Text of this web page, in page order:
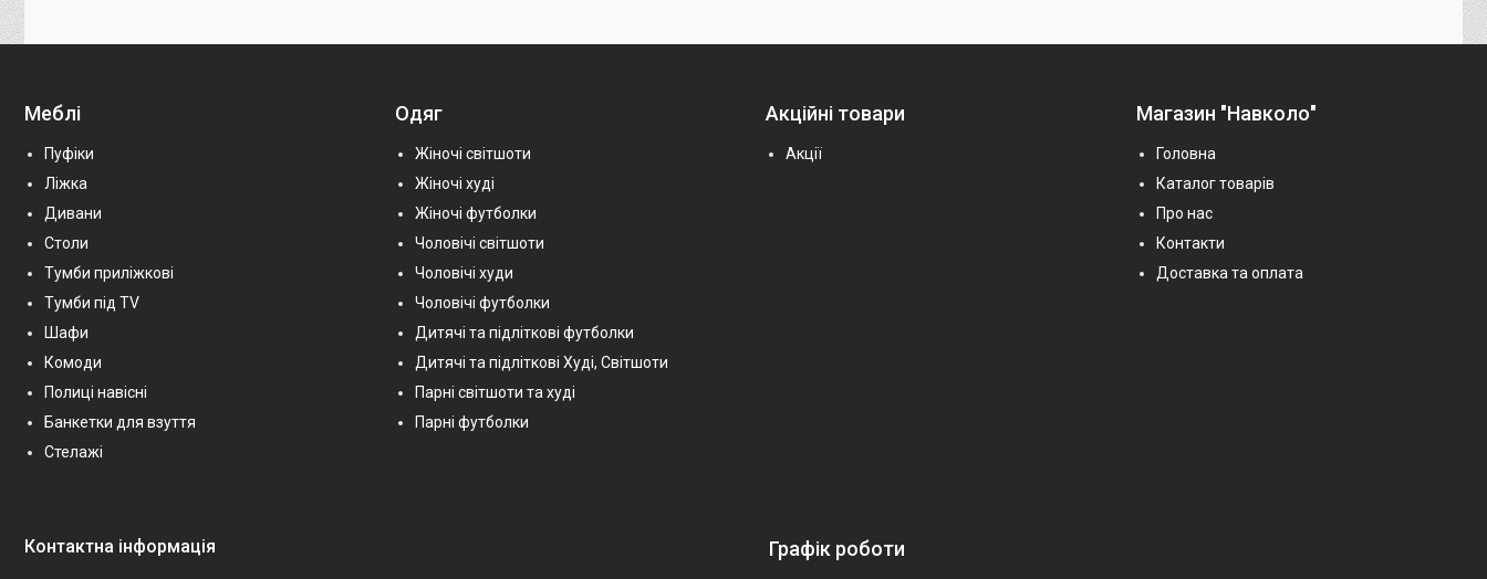
Меблі
Пуфіки
Ліжка
Дивани
Столи
Тумби приліжкові
Тумби під TV
Шафи
Комоди
Полиці навісні
Банкетки для взуття
Стелажі
Одяг
Жіночі світшоти
Жіночі худі
Жіночі футболки
Чоловічі світшоти
Чоловічі худи
Чоловічі футболки
Дитячі та підліткові футболки
Дитячі та підліткові Худі, Світшоти
Парні світшоти та худі
Парні футболки
Акційні товари
Акції
Магазин "Навколо"
Головна
Каталог товарів
Про нас
Контакти
Доставка та оплата
Графік роботи